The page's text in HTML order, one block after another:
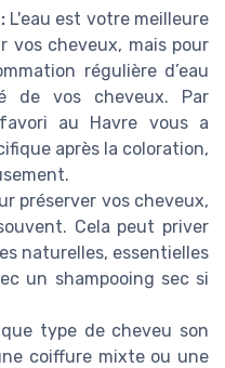
L'eau est votre meilleure
vos cheveux, mais pour
régulière d’eau
de vos cheveux. Par
au Havre vous a
après la coloration,
préserver vos cheveux,
Cela peut priver
naturelles, essentielles
un shampooing sec si
type de cheveu son
coiffure mixte ou une